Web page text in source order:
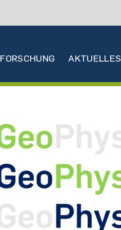
FORSCHUNG AKTUELLES